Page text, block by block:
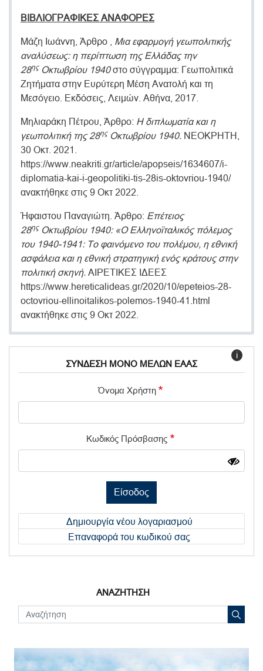
ΒΙΒΛΙΟΓΡΑΦΙΚΕΣ ΑΝΑΦΟΡΕΣ
Μάζη Ιωάννη, Άρθρο , Μια εφαρμογή γεωπολιτικής
αναλύσεως: η περίπτωση της Ελλάδας την
28ηςΟκτωβρίου 1940στο σύγγραμμα: Γεωπολιτικά
Ζητήματα στην Ευρύτερη Μέση Ανατολή και τη
Μεσόγειο. Εκδόσεις, Λειμών. Αθήνα, 2017.
Μηλιαράκη Πέτρου, Άρθρο: Η διπλωματία και η
γεωπολιτική της 28ηςΟκτωβρίου 1940. ΝΕΟΚΡΗΤΗ,
30 Οκτ. 2021.
https://www.neakriti.gr/article/apopseis/1634607/i-
diplomatia-kai-i-geopolitiki-tis-28is-oktovriou-1940/
ανακτήθηκε στις 9 Οκτ 2022.
Ήφαιστου Παναγιώτη. Άρθρο: Επέτειος
28ηςΟκτωβρίου 1940: «Ο Ελληνοϊταλικός πόλεμος
του 1940-1941: Το φαινόμενο του πολέμου, η εθνική
ασφάλεια και η εθνική στρατηγική ενός κράτους στην
πολιτική σκηνή. ΑΙΡΕΤΙΚΕΣ ΙΔΕΕΣ
https://www.hereticalideas.gr/2020/10/epeteios-28-
octovriou-ellinoitalikos-polemos-1940-41.html
ανακτήθηκε στις 9 Οκτ 2022.
i
ΣΥΝΔΕΣΗ ΜΟΝΟ ΜΕΛΩΝ ΕΑΑΣ
Όνομα Χρήστη
Κωδικός Πρόσβασης
Είσοδος
Δημιουργία νέου λογαριασμού
Επαναφορά του κωδικού σας
ΑΝΑΖΗΤΗΣΗ